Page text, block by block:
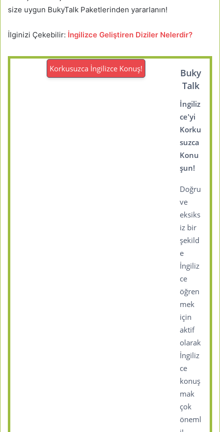
size uygun BukyTalk Paketlerinden yararlanın!
İlginizi Çekebilir: İngilizce Geliştiren Diziler Nelerdir?
Korkusuzca İngilizce Konuş!
Buky
Talk
İngiliz
ce'yi
Korku
suzca
Konu
şun!
Doğru
ve
eksiks
iz bir
şekild
e
İngiliz
ce
öğren
mek
için
aktif
olarak
İngiliz
ce
konuş
mak
çok
öneml